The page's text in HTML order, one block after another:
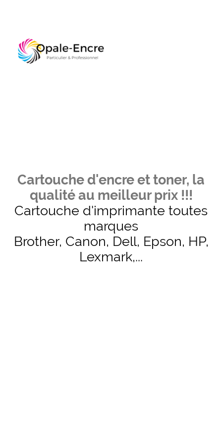
Cartouche d'encre et toner, la
qualité au meilleur prix !!!
Cartouche d'imprimante toutes
marques
Brother, Canon, Dell, Epson, HP,
Lexmark,...